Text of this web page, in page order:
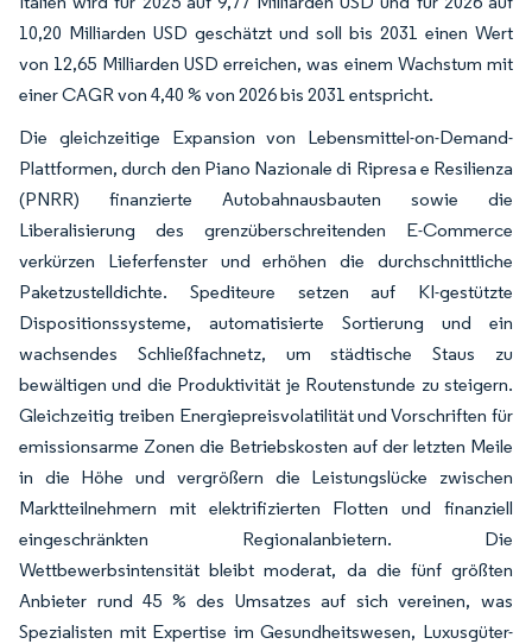
10,20 Milliarden USD geschätzt und soll bis 2031 einen Wert
von 12,65 Milliarden USD erreichen, was einem Wachstum mit
einer CAGR von 4,40 % von 2026 bis 2031 entspricht.
Die gleichzeitige Expansion von Lebensmittel-on-Demand-
Plattformen, durch den Piano Nazionale di Ripresa e Resilienza
(PNRR) finanzierte Autobahnausbauten sowie die
Liberalisierung des grenzüberschreitenden E-Commerce
verkürzen Lieferfenster und erhöhen die durchschnittliche
Paketzustelldichte. Spediteure setzen auf KI-gestützte
Dispositionssysteme, automatisierte Sortierung und ein
wachsendes Schließfachnetz, um städtische Staus zu
bewältigen und die Produktivität je Routenstunde zu steigern.
Gleichzeitig treiben Energiepreisvolatilität und Vorschriften für
emissionsarme Zonen die Betriebskosten auf der letzten Meile
in die Höhe und vergrößern die Leistungslücke zwischen
Marktteilnehmern mit elektrifizierten Flotten und finanziell
eingeschränkten Regionalanbietern. Die
Wettbewerbsintensität bleibt moderat, da die fünf größten
Anbieter rund 45 % des Umsatzes auf sich vereinen, was
Spezialisten mit Expertise im Gesundheitswesen, Luxusgüter-